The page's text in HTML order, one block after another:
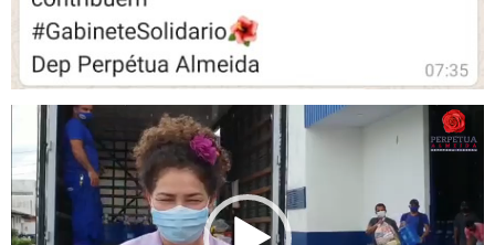
Tocador
de
vídeo